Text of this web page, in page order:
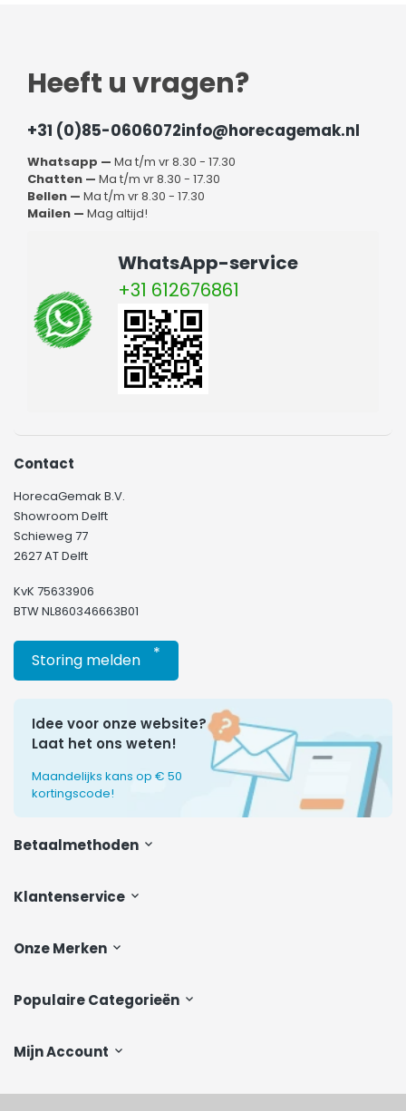
Heeft u vragen?
+31 (0)85-0606072info@horecagemak.nl
Whatsapp — Ma t/m vr 8.30 - 17.30
Chatten — Ma t/m vr 8.30 - 17.30
Bellen — Ma t/m vr 8.30 - 17.30
Mailen — Mag altijd!
WhatsApp-service
+31 612676861
Klantenservice
Onze Merken
Populaire Categorieën
Mijn Account
Contact
HorecaGemak B.V.
Showroom Delft
Schieweg 77
2627 AT Delft
KvK 75633906
BTW NL860346663B01
Storing melden *
Idee voor onze website?
Laat het ons weten!
Maandelijks kans op € 50
kortingscode!
Betaalmethoden